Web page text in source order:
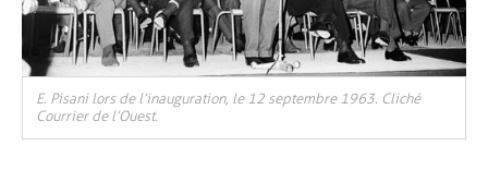
E. Pisani lors de l’inauguration, le 12 septembre 1963. Cliché
Courrier de l’Ouest.